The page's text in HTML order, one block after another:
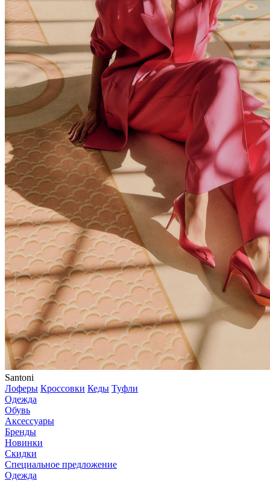
Santoni
Лоферы Кроссовки Кеды Туфли
Одежда
Обувь
Аксессуары
Бренды
Новинки
Скидки
Специальное предложение
Одежда